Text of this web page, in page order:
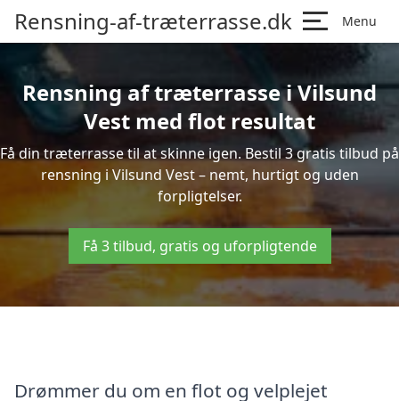
Rensning-af-træterrasse.dk Menu
Rensning af træterrasse i Vilsund
Vest med flot resultat
Få din træterrasse til at skinne igen. Bestil 3 gratis tilbud på
rensning i Vilsund Vest – nemt, hurtigt og uden
forpligtelser.
Få 3 tilbud, gratis og uforpligtende
Drømmer du om en flot og velplejet